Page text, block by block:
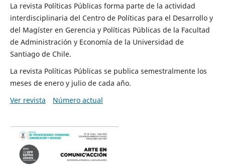
La revista Políticas Públicas forma parte de la actividad
interdisciplinaria del Centro de Políticas para el Desarrollo y
del Magíster en Gerencia y Políticas Públicas de la Facultad
de Administración y Economía de la Universidad de
Santiago de Chile.
La revista Políticas Públicas se publica semestralmente los
meses de enero y julio de cada año.
Ver revista
Número actual